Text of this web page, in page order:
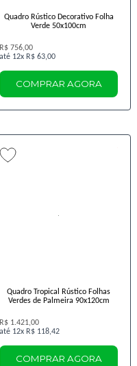
Quadro Rústico Decorativo Folha
Verde 50x100cm
R$ 756,00
12x R$ 63,00
COMPRAR AGORA
Quadro Tropical Rústico Folhas
Verdes de Palmeira 90x120cm
R$ 1.421,00
12x R$ 118,42
COMPRAR AGORA